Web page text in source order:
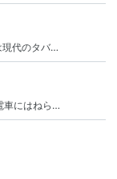
代のタバ…
車にはねら…